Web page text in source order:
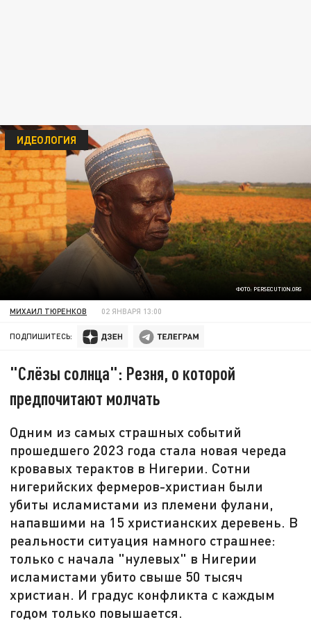
ФОТО: PERSECUTION.ORG
ИДЕОЛОГИЯ
МИХАИЛ ТЮРЕНКОВ 02 ЯНВАРЯ 13:00
ПОДПИШИТЕСЬ:
"Слёзы солнца": Резня, о которой
предпочитают молчать
Одним из самых страшных событий
прошедшего 2023 года стала новая череда
кровавых терактов в Нигерии. Сотни
нигерийских фермеров-христиан были
убиты исламистами из племени фулани,
напавшими на 15 христианских деревень. В
реальности ситуация намного страшнее:
только с начала "нулевых" в Нигерии
исламистами убито свыше 50 тысяч
христиан. И градус конфликта с каждым
годом только повышается.